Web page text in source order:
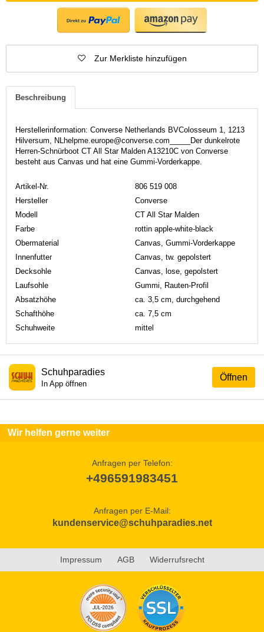
Zur Merkliste hinzufügen
Beschreibung
Herstellerinformation: Converse Netherlands BVColosseum 1, 1213
Hilversum, NLhelpme.europe@converse.com_____Der dunkelrote
Herren-Schnürboot CT All Star Malden A13210C von Converse
besteht aus Canvas und hat eine Gummi-Vorderkappe.
Artikel-Nr.
806 519 008
Hersteller
Converse
Modell
CT All Star Malden
Farbe
rottin apple-white-black
Obermaterial
Canvas, Gummi-Vorderkappe
Innenfutter
Canvas, tw. gepolstert
Decksohle
Canvas, lose, gepolstert
Laufsohle
Gummi, Rauten-Profil
Absatzhöhe
ca. 3,5 cm, durchgehend
Schafthöhe
ca. 7,5 cm
Schuhweite
mittel
Öffnen
Schuhparadies
In App öffnen
Wir helfen gerne weiter
Anfragen per Telefon:
+496591983451
Anfragen per E-Mail:
kundenservice@schuhparadies.net
Impressum AGB Widerrufsrecht